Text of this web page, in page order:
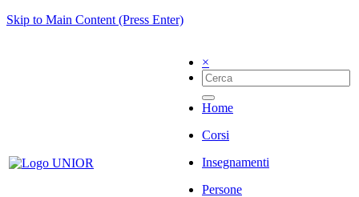
Skip to Main Content (Press Enter)
×
Home
Corsi
Insegnamenti
Persone